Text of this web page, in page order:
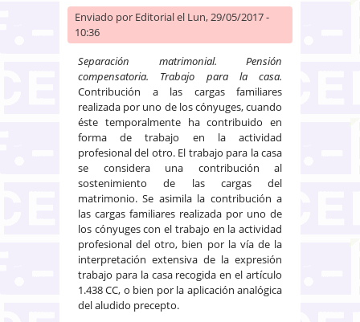
Enviado por Editorialel Lun, 29/05/2017 -
10:36
Separación matrimonial. Pensión
compensatoria.
Trabajo para la casa.
Contribución a las cargas familiares
realizada por uno de los cónyuges, cuando
éste temporalmente ha contribuido en
forma de trabajo en la actividad
profesional del otro. El trabajo para la casa
se considera una contribución al
sostenimiento de las cargas del
matrimonio. Se asimila la contribución a
las cargas familiares realizada por uno de
los cónyuges con el trabajo en la actividad
profesional del otro, bien por la vía de la
interpretación extensiva de la expresión
trabajo para la casa recogida en el artículo
1.438 CC, o bien por la aplicación analógica
del aludido precepto.